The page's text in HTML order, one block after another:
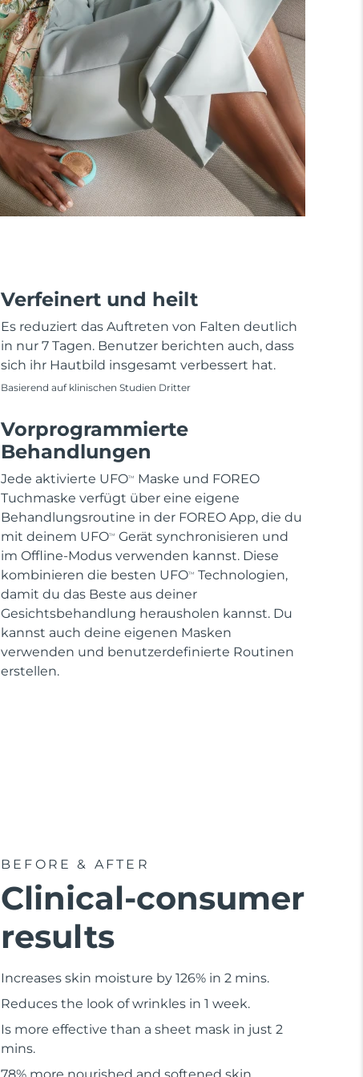
Verfeinert und heilt
Es reduziert das Auftreten von Falten deutlich
in nur 7 Tagen. Benutzer berichten auch, dass
sich ihr Hautbild insgesamt verbessert hat.
Basierend auf klinischen Studien Dritter
Vorprogrammierte
Behandlungen
Jede aktivierte UFOTM
Maske und FOREO
Tuchmaske verfügt über eine eigene
Behandlungsroutine in der FOREO App, die du
mit deinem UFOTM
Gerät synchronisieren und
im Offline-Modus verwenden kannst. Diese
kombinieren die besten UFOTM
Technologien,
damit du das Beste aus deiner
Gesichtsbehandlung herausholen kannst. Du
kannst auch deine eigenen Masken
verwenden und benutzerdefinierte Routinen
erstellen.
BEFORE & AFTER
Clinical-consumer
results
Increases skin moisture by 126% in 2 mins.
Reduces the look of wrinkles in 1 week.
Is more effective than a sheet mask in just 2
mins.